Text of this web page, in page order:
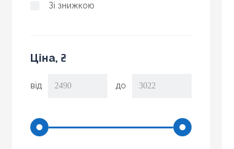
Зі знижкою
Ціна, ₴
від до